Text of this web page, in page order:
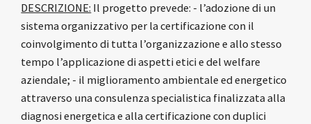
DESCRIZIONE: Il progetto prevede: - l’adozione di un
sistema organizzativo per la certificazione con il
coinvolgimento di tutta l’organizzazione e allo stesso
tempo l’applicazione di aspetti etici e del welfare
aziendale; - il miglioramento ambientale ed energetico
attraverso una consulenza specialistica finalizzata alla
diagnosi energetica e alla certificazione con duplici